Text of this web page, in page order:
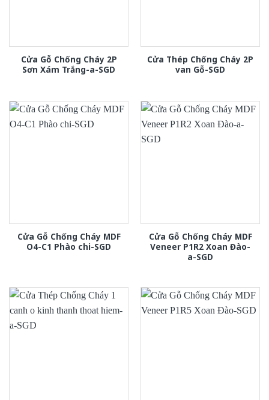
Cửa Gỗ Chống Cháy 2P
Sơn Xám Trắng-a-SGD
Cửa Thép Chống Cháy 2P
van Gỗ-SGD
Cửa Gỗ Chống Cháy MDF
O4-C1 Phào chi-SGD
Cửa Gỗ Chống Cháy MDF
Veneer P1R2 Xoan Đào-
a-SGD